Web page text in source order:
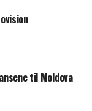
til Moldova